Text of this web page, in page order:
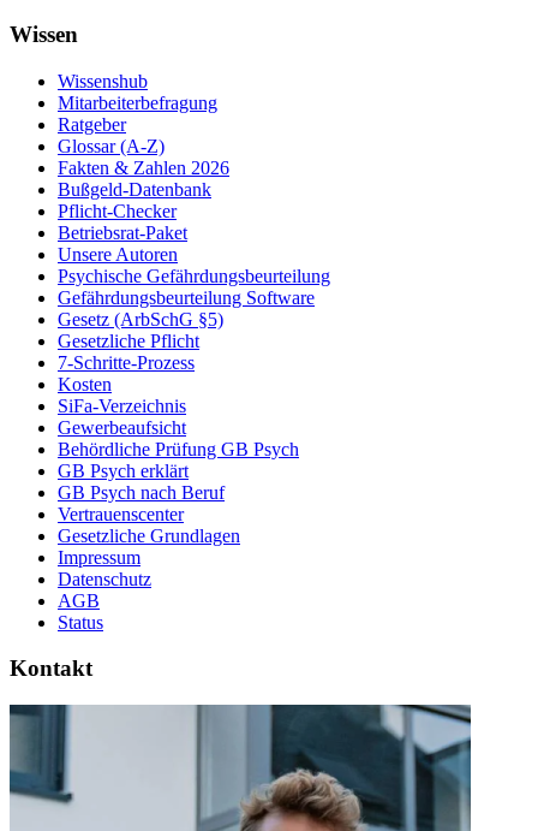
Wissen
Wissenshub
Mitarbeiterbefragung
Ratgeber
Glossar (A-Z)
Fakten & Zahlen 2026
Bußgeld-Datenbank
Pflicht-Checker
Betriebsrat-Paket
Unsere Autoren
Psychische Gefährdungsbeurteilung
Gefährdungsbeurteilung Software
Gesetz (ArbSchG §5)
Gesetzliche Pflicht
7-Schritte-Prozess
Kosten
SiFa-Verzeichnis
Gewerbeaufsicht
Behördliche Prüfung GB Psych
GB Psych erklärt
GB Psych nach Beruf
Vertrauenscenter
Gesetzliche Grundlagen
Impressum
Datenschutz
AGB
Status
Kontakt